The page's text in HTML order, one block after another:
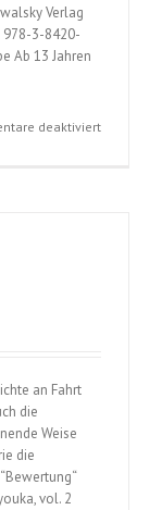
Verlag
978-3-8420-
Ab 13 Jahren
deaktiviertfür
an Fahrt
die
Weise
die
vol. 2